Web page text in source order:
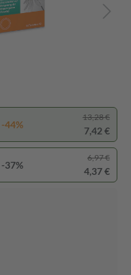
-44%
13,28 €
7,42 €
-37%
6,97 €
4,37 €